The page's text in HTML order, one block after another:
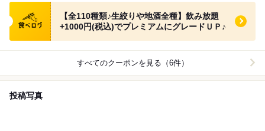
食べログ クーポン
【全110種類♪生絞りや地酒全種】飲み放題
+1000円(税込)でプレミアムにグレードＵＰ♪
すべてのクーポンを見る（6件）
投稿写真